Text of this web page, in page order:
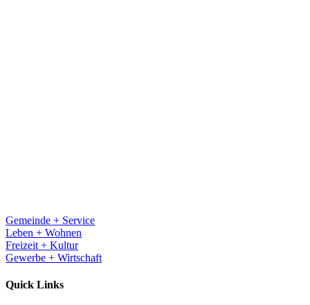
Gemeinde + Service
Leben + Wohnen
Freizeit + Kultur
Gewerbe + Wirtschaft
Quick Links